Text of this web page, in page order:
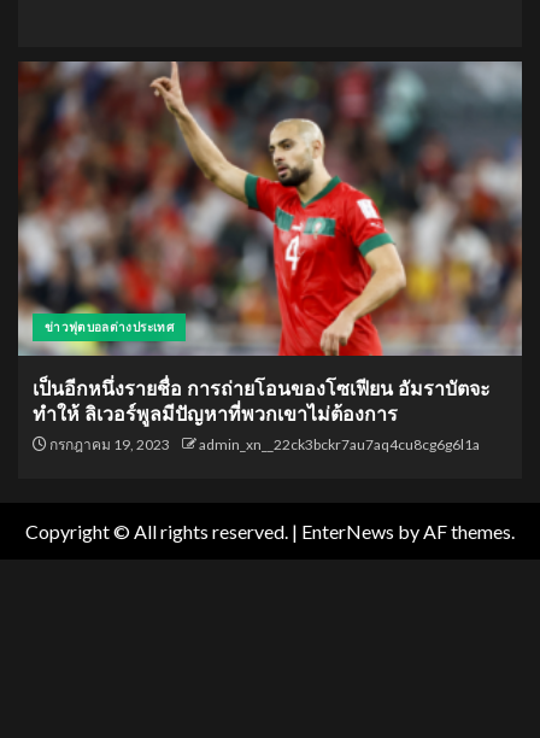
ข่าวฟุตบอลต่างประเทศ
เป็นอีกหนึ่งรายชื่อ การถ่ายโอนของโซเฟียน อัมราบัตจะ
ทำให้ ลิเวอร์พูลมีปัญหาที่พวกเขาไม่ต้องการ
กรกฎาคม 19, 2023 admin_xn__22ck3bckr7au7aq4cu8cg6g6l1a
Copyright © All rights reserved. | EnterNews by AF themes.